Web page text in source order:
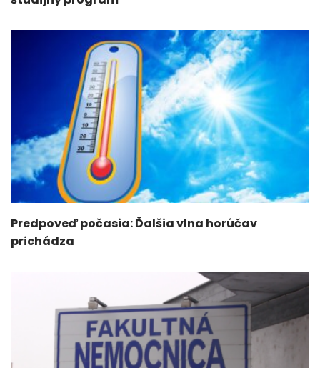
Predpoveď počasia: Ďalšia vlna horúčav
prichádza